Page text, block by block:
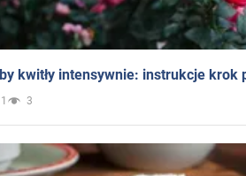
kwitły intensywnie: instrukcje krok
3